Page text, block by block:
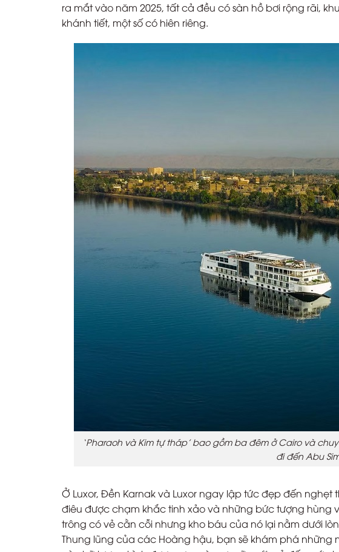
ra mắt vào năm 2025, tất cả đều có sàn hồ bơi rộng rãi,
khánh tiết, một số có hiên riêng.
‘Pharaoh và Kim tự tháp’ bao gồm ba đêm ở Cairo và
đi đến Abu
Ở Luxor, Đền Karnak và Luxor ngay lập tức đẹp đến
điêu được chạm khắc tinh xảo và những bức tượng hùng
trông có vẻ cằn cỗi nhưng kho báu của nó lại nằm dưới
Thung lũng của các Hoàng hậu, bạn sẽ khám phá